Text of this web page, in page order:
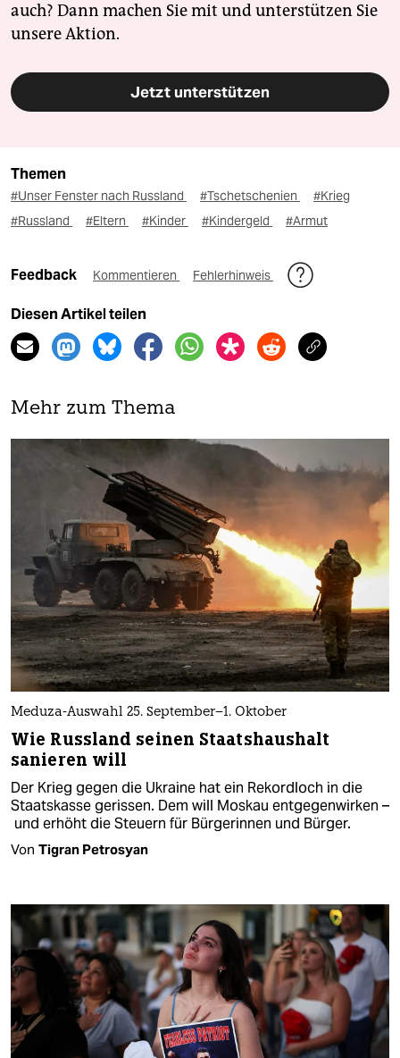
auch? Dann machen Sie mit und unterstützen Sie
unsere Aktion.
Jetzt unterstützen
Themen
#Unser Fenster nach Russland #Tschetschenien
#Krieg
#Russland
#Eltern #Kinder #Kindergeld #Armut
Feedback Kommentieren Fehlerhinweis
Diesen Artikel teilen
Mehr zum Thema
Meduza-Auswahl 25. September–1. Oktober
Wie Russland seinen Staatshaushalt
sanieren will
Der Krieg gegen die Ukraine hat ein Rekordloch in die
Staatskasse gerissen. Dem will Moskau entgegenwirken –
und erhöht die Steuern für Bürgerinnen und Bürger.
Von Tigran Petrosyan